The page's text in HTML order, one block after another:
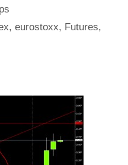
,eurostoxx, Futures,